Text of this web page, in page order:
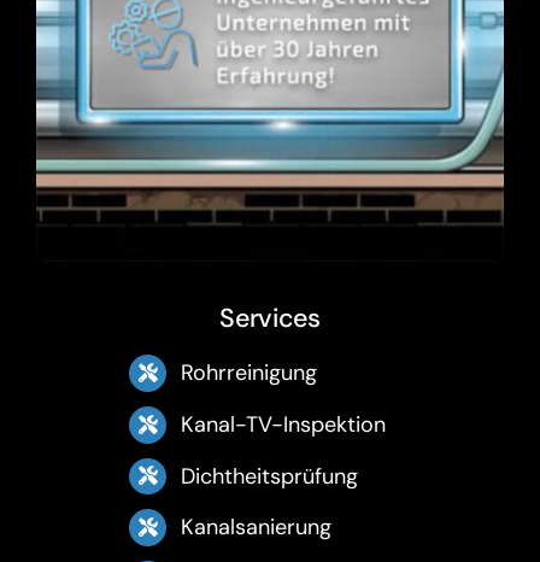
Services
Rohrreinigung
Kanal-TV-Inspektion
Dichtheitsprüfung
Kanalsanierung